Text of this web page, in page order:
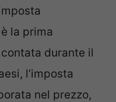
la prima
durante il
l’imposta
nel prezzo,